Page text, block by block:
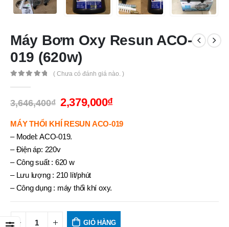
Máy Bơm Oxy Resun ACO-
019 (620w)
( Chưa có đánh giá nào. )
3,646,400₫ 2,379,000₫
MÁY THỔI KHÍ RESUN ACO-019
– Model: ACO-019.
– Điện áp: 220v
– Công suất : 620 w
– Lưu lượng : 210 lít/phút
– Công dụng : máy thổi khí oxy.
GIỎ HÀNG